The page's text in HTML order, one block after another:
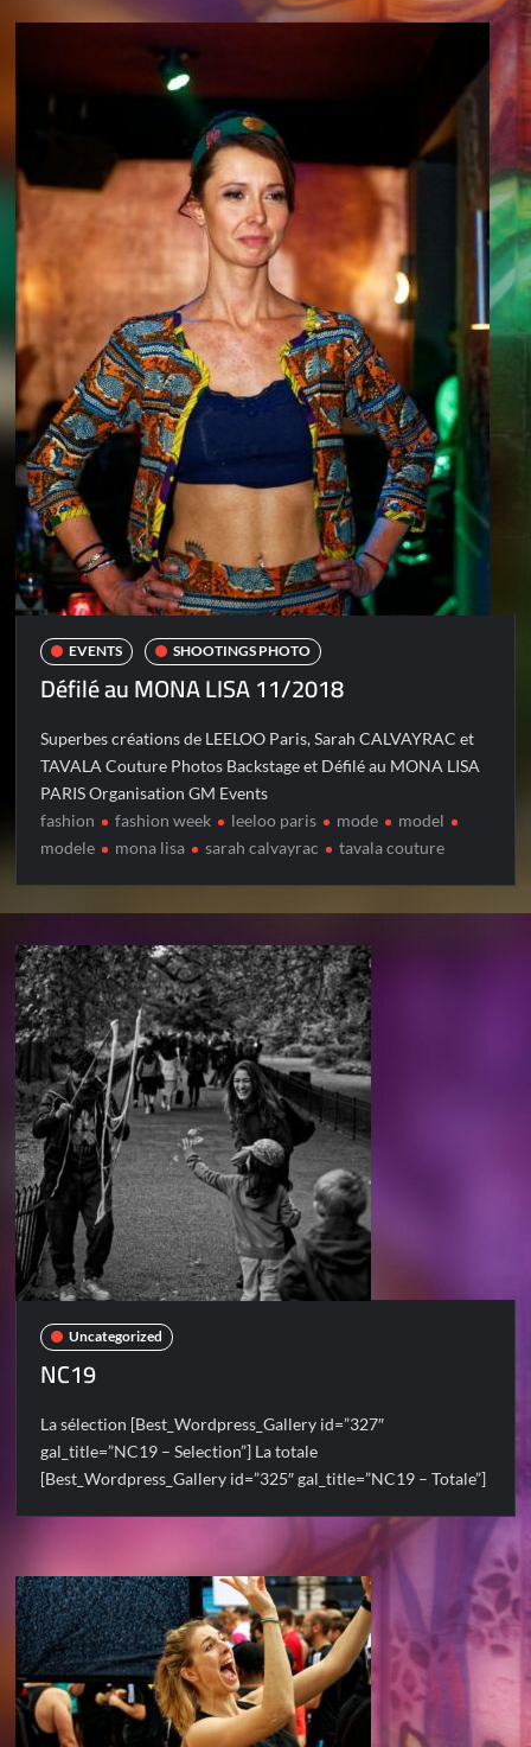
EVENTS SHOOTINGS PHOTO
Défilé au MONA LISA 11/2018
Superbes créations de LEELOO Paris, Sarah CALVAYRAC et
TAVALA Couture Photos Backstage et Défilé au MONA LISA
PARIS Organisation GM Events
fashion
fashion week leeloo paris mode
model
modele
mona lisa sarah calvayrac tavala couture
Uncategorized
NC19
La sélection [Best_Wordpress_Gallery id=”327″
gal_title=”NC19 – Selection”] La totale
[Best_Wordpress_Gallery id=”325″ gal_title=”NC19 – Totale”]